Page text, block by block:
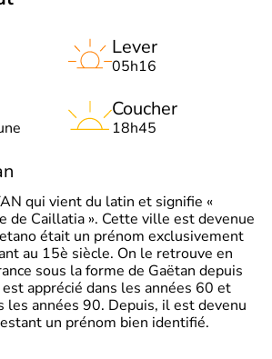
Lever
05h16
Coucher
18h45
qui vient du latin et signifie «
de Caillatia ». Cette ville est devenue
était un prénom exclusivement
au 15è siècle. On le retrouve en
sous la forme de Gaëtan depuis
apprécié dans les années 60 et
les années 90. Depuis, il est devenu
un prénom bien identifié.